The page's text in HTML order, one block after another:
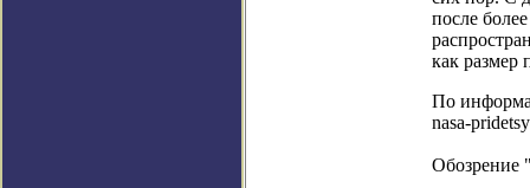
после
как размер
По
nasa-
Обозрение